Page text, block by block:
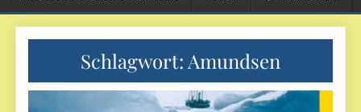
Schlagwort: Amundsen